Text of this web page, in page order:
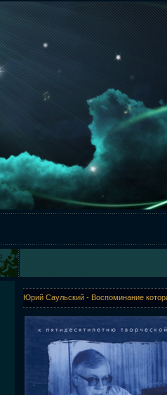
Юрий Саульский - Воспоминание